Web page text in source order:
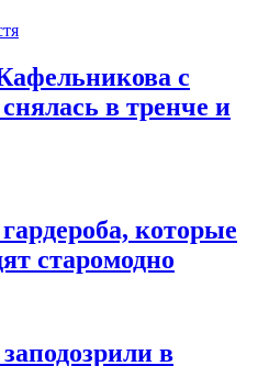
с
в тренче и
которые
старомодно
в